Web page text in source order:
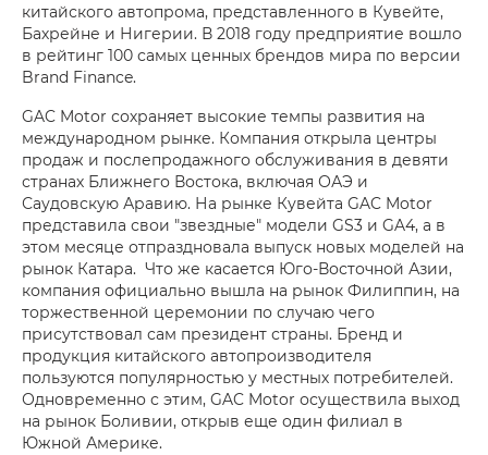
китайского автопрома, представленного в Кувейте,
Бахрейне и Нигерии. В 2018 году предприятие вошло
в рейтинг 100 самых ценных брендов мира по версии
Brand Finance.
GAC Motor сохраняет высокие темпы развития на
международном рынке. Компания открыла центры
продаж и послепродажного обслуживания в девяти
странах Ближнего Востока, включая ОАЭ и
Саудовскую Аравию. На рынке Кувейта GAC Motor
представила свои "звездные" модели GS3 и GA4, а в
этом месяце отпраздновала выпуск новых моделей на
рынок Катара. Что же касается Юго-Восточной Азии,
компания официально вышла на рынок Филиппин, на
торжественной церемонии по случаю чего
присутствовал сам президент страны. Бренд и
продукция китайского автопроизводителя
пользуются популярностью у местных потребителей.
Одновременно с этим, GAC Motor осуществила выход
на рынок Боливии, открыв еще один филиал в
Южной Америке.